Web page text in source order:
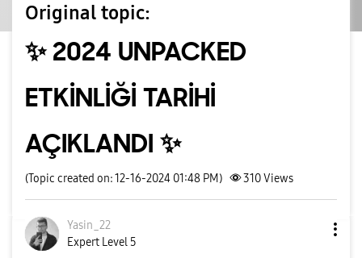
Original topic:
✨️ 2024 UNPACKED
ETKİNLİĞİ TARİHİ
AÇIKLANDI ✨️
(Topic created on: 12-16-2024 01:48 PM) 310Views
Yasin_22
Expert Level 5